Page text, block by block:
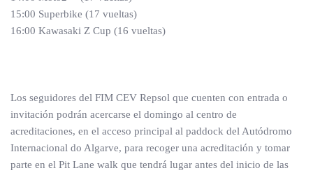
15:00 Superbike (17 vueltas)
16:00 Kawasaki Z Cup (16 vueltas)
Los seguidores del FIM CEV Repsol que cuenten con entrada o
invitación podrán acercarse el domingo al centro de
acreditaciones, en el acceso principal al paddock del Autódromo
Internacional do Algarve, para recoger una acreditación y tomar
parte en el Pit Lane walk que tendrá lugar antes del inicio de las